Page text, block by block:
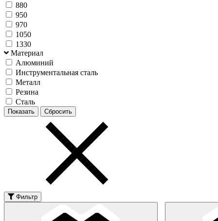
880
950
970
1050
1330
Материал
Алюминий
Инструментальная сталь
Металл
Резина
Сталь
Фильтр